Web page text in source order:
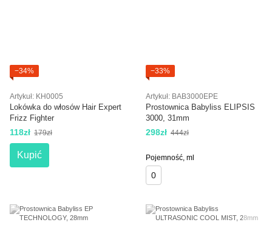
−34%
Artykuł: KH0005
Lokówka do włosów Hair Expert
Frizz Fighter
118zł 179zł
Kupić
−33%
Artykuł: BAB3000EPE
Prostownica Babyliss ELIPSIS
3000, 31mm
298zł 444zł
Pojemność, ml
0